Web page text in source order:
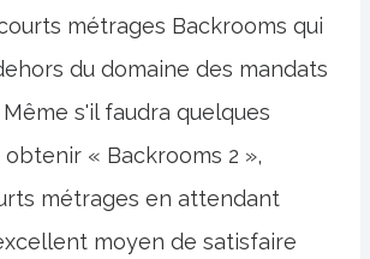
métrages Backrooms qui
du domaine des mandats
s'il faudra quelques
« Backrooms 2 »,
métrages en attendant
moyen de satisfaire